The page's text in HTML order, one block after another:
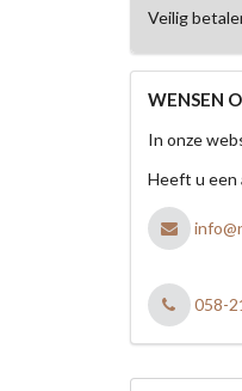
Veilig
WENSEN
In onze
Heeft u een
058-